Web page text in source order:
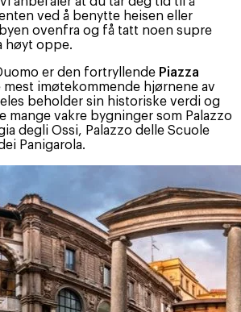
ved å benytte heisen eller
ovenfra og få tatt noen supre
høyt oppe.
er den fortryllende Piazza
mest imøtekommende hjørnene av
beholder sin historiske verdi og
mange vakre bygninger som Palazzo
degli Ossi, Palazzo delle Scuole
Panigarola.